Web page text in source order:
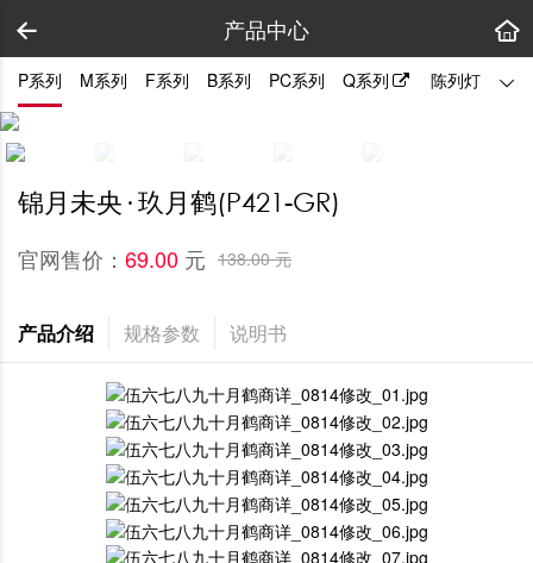
产品中心
P系列 M系列 F系列 B系列 PC系列 Q系列 陈列灯 拼
锦月未央· 玖月鹤(P421-GR)
官网售价： 69.00 元 138.00 元
产品介绍 规格参数 说明书